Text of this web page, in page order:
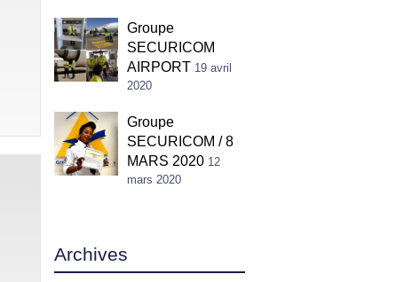
Groupe
SECURICOM
AIRPORT 19 avril
2020
Groupe
SECURICOM / 8
MARS 2020 12
mars 2020
Archives